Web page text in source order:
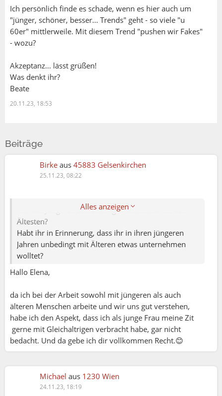
Ich persönlich finde es schade, wenn es hier auch um
"jünger, schöner, besser... Trends" geht - so viele "u
60er" mittlerweile. Mit diesem Trend "pushen wir Fakes"
- wozu?
Akzeptanz... lässt grüßen!
Was denkt ihr?
Beate
20.11.23, 18:53
Beiträge
Birke aus 45883 Gelsenkirchen
25.11.23, 08:22
Alles anzeigen
mit den Jüngeren zu verbringen und nicht mit den
Ältesten?
Habt ihr in Erinnerung, dass ihr in ihren jüngeren
Jahren unbedingt mit Älteren etwas unternehmen
wolltet?
Hallo Elena,
da ich bei der Arbeit sowohl mit jüngeren als auch
älteren Menschen arbeite und wir uns gut verstehen,
habe ich den Aspekt, dass ich als junge Frau meine Zit
gerne mit Gleichaltrigen verbracht habe, gar nicht
bedacht. Und da gebe ich dir vollkommen Recht.😊
Michael aus 1230 Wien
24.11.23, 18:19